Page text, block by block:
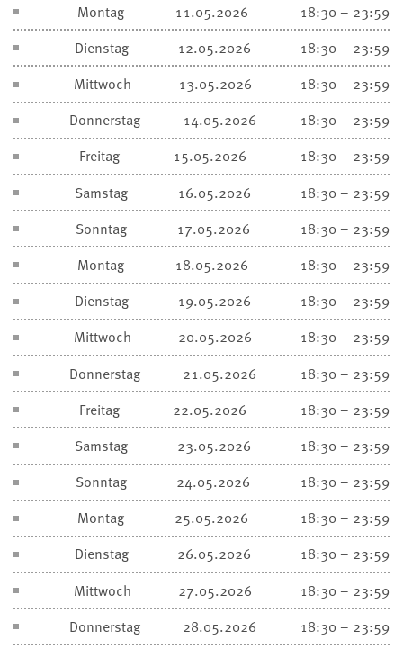
Montag 11.05.2026
18:30 – 23:59
Dienstag
12.05.2026
18:30 – 23:59
Mittwoch
13.05.2026
18:30 – 23:59
Donnerstag
14.05.2026
18:30 – 23:59
Freitag
15.05.2026
18:30 – 23:59
Samstag
16.05.2026
18:30 – 23:59
Sonntag
17.05.2026
18:30 – 23:59
Montag
18.05.2026
18:30 – 23:59
Dienstag
19.05.2026
18:30 – 23:59
Mittwoch
20.05.2026
18:30 – 23:59
Donnerstag
21.05.2026
18:30 – 23:59
Freitag
22.05.2026
18:30 – 23:59
Samstag
23.05.2026
18:30 – 23:59
Sonntag
24.05.2026
18:30 – 23:59
Montag
25.05.2026
18:30 – 23:59
Dienstag
26.05.2026
18:30 – 23:59
Mittwoch
27.05.2026
18:30 – 23:59
Donnerstag
28.05.2026
18:30 – 23:59